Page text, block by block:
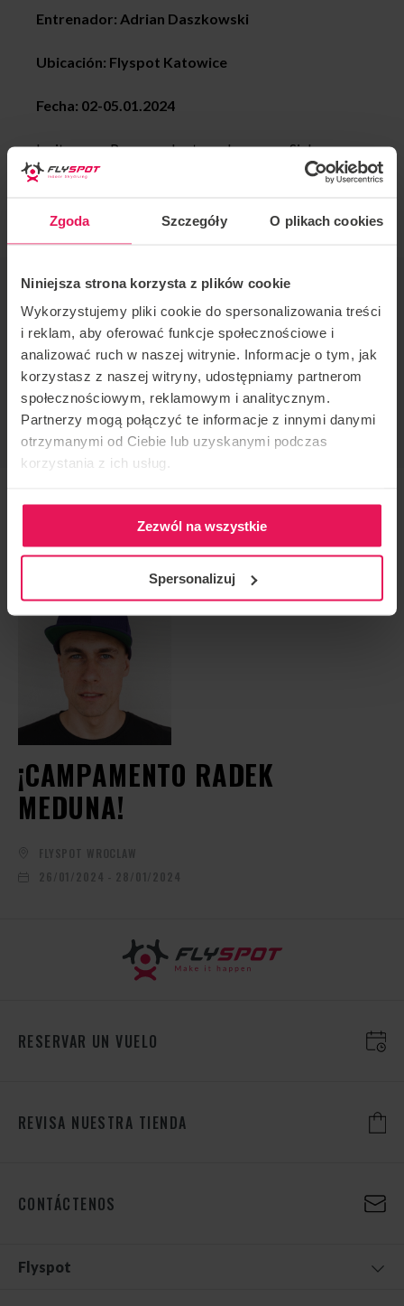
Zgoda Szczegóły O plikach cookies
Niniejsza strona korzysta z plików cookie
Wykorzystujemy pliki cookie do spersonalizowania treści
i reklam, aby oferować funkcje społecznościowe i
analizować ruch w naszej witrynie. Informacje o tym, jak
korzystasz z naszej witryny, udostępniamy partnerom
społecznościowym, reklamowym i analitycznym.
Partnerzy mogą połączyć te informacje z innymi danymi
otrzymanymi od Ciebie lub uzyskanymi podczas
korzystania z ich usług.
Zezwól na wszystkie
Spersonalizuj
Entrenador: Adrian Daszkowski
Ubicación: Flyspot Katowice
Fecha: 02-05.01.2024
Invitamos a Pro en cada etapa de avance. Si desea
unirse a este campamento o tiene alguna pregunta,
ORGANIZADOR DE EVENTOS
Flyspot
CONTACTO CON RESPECTO AL EVENTO
RECOMENDAR ESTE EVENTO
EL PRÓXIMO EVENTO
¡CAMPAMENTO RADEK
MEDUNA!
FLYSPOT WROCLAW
26/01/2024 - 28/01/2024
RESERVAR UN VUELO
REVISA NUESTRA TIENDA
CONTÁCTENOS
Flyspot